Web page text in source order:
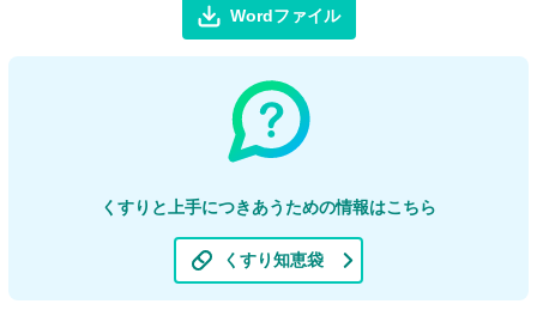
Wordファイル
くすりと上手につきあうための情報はこちら
くすり知恵袋